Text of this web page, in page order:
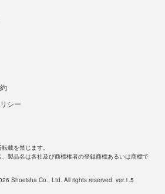
シー
載を禁じます。
製品名は各社及び商標権者の登録商標あるいは商標で
Shoeisha Co., Ltd. All rights reserved. ver.1.5